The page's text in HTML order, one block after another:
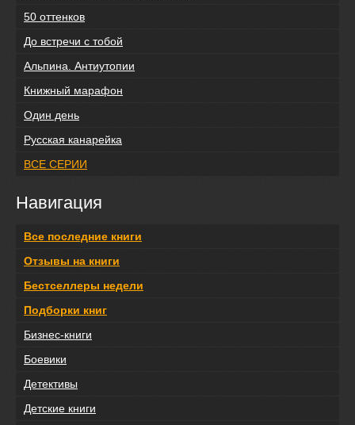
50 оттенков
До встречи с тобой
Альпина. Антиутопии
Книжный марафон
Один день
Русская канарейка
ВСЕ СЕРИИ
Навигация
Все последние книги
Отзывы на книги
Бестселлеры недели
Подборки книг
Бизнес-книги
Боевики
Детективы
Детские книги